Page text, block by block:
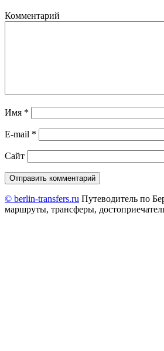
Комментарий
Имя *
E-mail *
Сайт
© berlin-transfers.ru Путеводитель по
маршруты, трансферы,